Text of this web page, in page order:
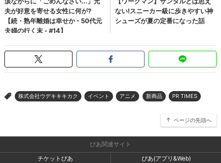
> 株式会社ウデキキキカク イベント アニメ 新商品 PR TIMES
ページの先頭へ
ぴあ関連サイト
チケットぴあ
ぴあ(アプリ&Web)